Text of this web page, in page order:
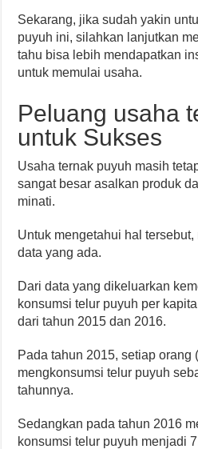
Sekarang, jika sudah yakin
puyuh ini, silahkan lanjutkan
tahu bisa lebih mendapatkan
untuk memulai usaha.
Peluang usaha
untuk Sukses
Usaha ternak puyuh masih
sangat besar asalkan produk
minati.
Untuk mengetahui hal
data yang ada.
Dari data yang dikeluarkan
konsumsi telur puyuh per
dari tahun 2015 dan 2016.
Pada tahun 2015, setiap orang
mengkonsumsi telur puyuh
tahunnya.
Sedangkan pada tahun 2016
konsumsi telur puyuh menjadi